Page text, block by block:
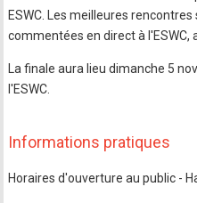
ESWC. Les meilleures
commentées en direct à l'ESWC,
La finale aura lieu dimanche 5
l'ESWC.
Informations pratiques
Horaires d'ouverture au public -